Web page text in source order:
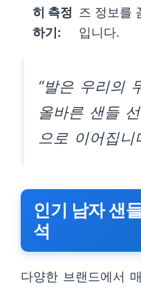
히 측정
하기:
즈 정보를
입니다.
“발은 우리의
올바른 샌들
으로 이어집니
인기 남자 샌
석
다양한 브랜드에서